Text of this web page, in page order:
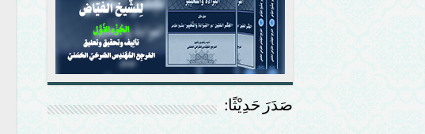
صَدَرَ حَدِيْثًا: